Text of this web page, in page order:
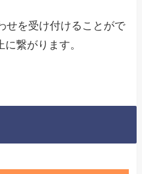
せを受け付けることがで
繋がります。